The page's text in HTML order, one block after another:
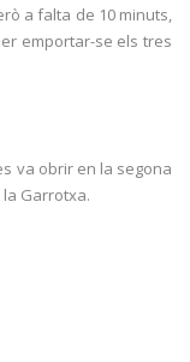
a falta de 10 minuts,
emportar-se els tres
va obrir en la segona
Garrotxa.